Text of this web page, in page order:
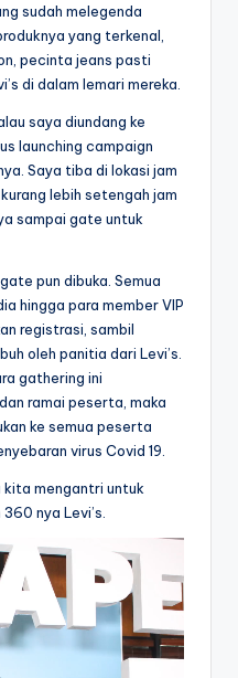
sudah melegenda
yang terkenal,
pecinta jeans pasti
di dalam lemari mereka.
saya diundang ke
launching campaign
Saya tiba di lokasi jam
lebih setengah jam
sampai gate untuk
pun dibuka. Semua
hingga para member VIP
registrasi, sambil
oleh panitia dari Levi’s.
gathering ini
ramai peserta, maka
ke semua peserta
virus Covid 19.
kita mengantri untuk
nya Levi’s.